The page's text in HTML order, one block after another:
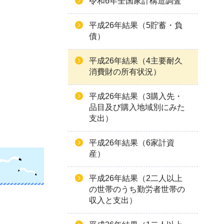
平成26年結果（5貯蓄・負
債）
平成26年結果（4主要耐久
消費財の所有状況）
平成26年結果（3購入先・
品目及び購入地域別にみた
支出）
平成26年結果（6家計資
産）
平成26年結果（2二人以上
の世帯のうち勤労者世帯の
収入と支出）